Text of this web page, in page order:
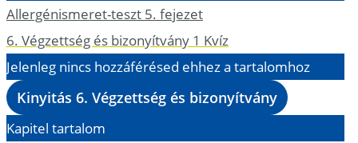
Allergénismeret-teszt 5. fejezet
6. Végzettség és bizonyítvány 1 Kvíz
Jelenleg nincs hozzáférésed ehhez a tartalomhoz
Kinyitás 6. Végzettség és bizonyítvány
Kapitel tartalom